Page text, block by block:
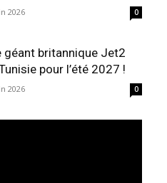
2026 0
géant britannique Jet2
pour l’été 2027 !
2026 0